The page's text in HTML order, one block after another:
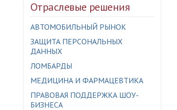
Отраслевые решения
АВТОМОБИЛЬНЫЙ РЫНОК
ЗАЩИТА ПЕРСОНАЛЬНЫХ
ДАННЫХ
ЛОМБАРДЫ
МЕДИЦИНА И ФАРМАЦЕВТИКА
ПРАВОВАЯ ПОДДЕРЖКА ШОУ-
БИЗНЕСА